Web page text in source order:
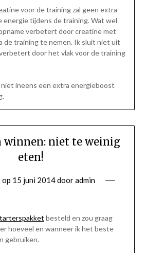
voor de training zal geen extra
energie tijdens de training. Wat wel
verbetert door creatine met
de training te nemen. Ik sluit niet uit
door het vlak voor de training
niet ineens een extra energieboost
winnen: niet te weinig
eten!
op 15 juni 2014dooradmin
besteld en zou graag
hoeveel en wanneer ik het beste
gebruiken.